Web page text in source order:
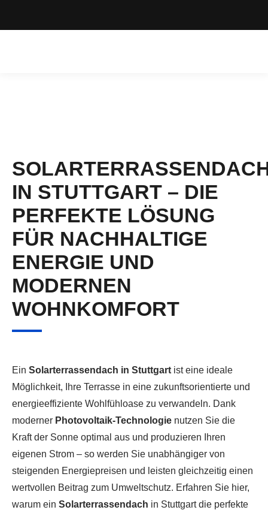
IN STUTTGART – DIE
PERFEKTE LÖSUNG
FÜR NACHHALTIGE
ENERGIE UND
MODERNEN
WOHNKOMFORT
Ein Solarterrassendach in Stuttgart ist eine ideale
Möglichkeit, Ihre Terrasse in eine zukunftsorientierte und
energieeffiziente Wohlfühloase zu verwandeln. Dank
moderner Photovoltaik-Technologie nutzen Sie die
Kraft der Sonne optimal aus und produzieren Ihren
eigenen Strom – so werden Sie unabhängiger von
steigenden Energiepreisen und leisten gleichzeitig einen
wertvollen Beitrag zum Umweltschutz. Erfahren Sie hier,
warum ein Solarterrassendach in Stuttgart die perfekte